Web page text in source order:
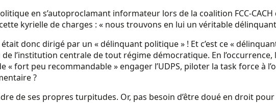
en s’autoproclamant informateur lors de la coalition FCC-
kyrielle de charges : « nous trouvons en lui un véritable
donc dirigé par un « délinquant politique » ! Et c’est ce «
l’institution centrale de tout régime démocratique. En
fort peu recommandable » engager l’UDPS, piloter la task force à
?
de ses propres turpitudes. Or, pas besoin d’être doué en droit